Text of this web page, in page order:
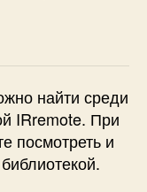
найти среди
IRremote. При
посмотреть и